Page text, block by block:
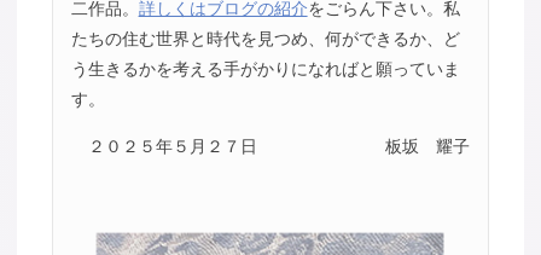
二作品。 詳しくはブログの紹介をごらん下さい。私
たちの住む世界と時代を見つめ、何ができるか、ど
う生きるかを考える手がかりになればと願っていま
す。
２０２５年５月２７日 板坂 耀子